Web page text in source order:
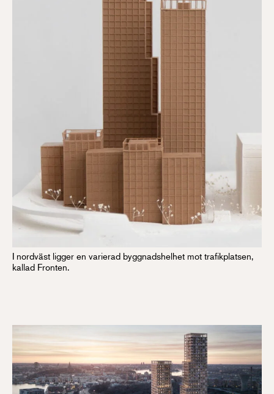
I nordväst ligger en varierad byggnadshelhet mot trafikplatsen,
kallad Fronten.